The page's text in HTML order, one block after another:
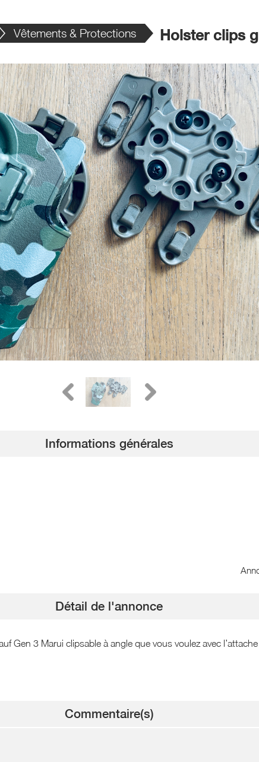
Vêtements & Protections Holster clips
Informations générales
Détail de l'annonce
Gen 3 Marui clipsable à angle que vous voulez avec
Commentaire(s)